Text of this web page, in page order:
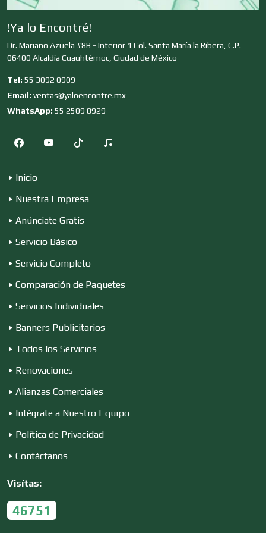
Clubes Deportivos
Cocinas Integrales
Compresores de aire
Computadoras
Conferencias Empresariales
Copiadoras
!Ya lo Encontré!
Dr. Mariano Azuela #8B - Interior 1 Col. Santa María la Ribera, C.P.
06400 Alcaldía Cuauhtémoc, Ciudad de México
Tel: 55 3092 0909
Email: ventas@yaloencontre.mx
WhatsApp: 55 2509 8929
Inicio
Nuestra Empresa
Anúnciate Gratis
Servicio Básico
Servicio Completo
Comparación de Paquetes
Servicios Individuales
Banners Publicitarios
Todos los Servicios
Renovaciones
Alianzas Comerciales
Intégrate a Nuestro Equipo
Política de Privacidad
Contáctanos
Visítas:
46751